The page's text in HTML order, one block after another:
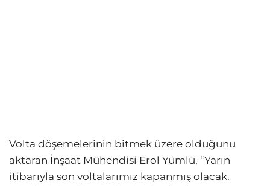
Volta döşemelerinin bitmek üzere olduğunu
aktaran İnşaat Mühendisi Erol Yümlü, “Yarın
itibarıyla son voltalarımız kapanmış olacak.